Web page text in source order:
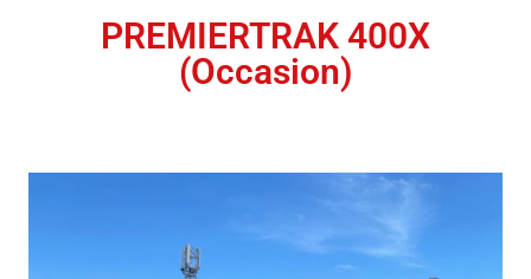
PREMIERTRAK 400X
(Occasion)